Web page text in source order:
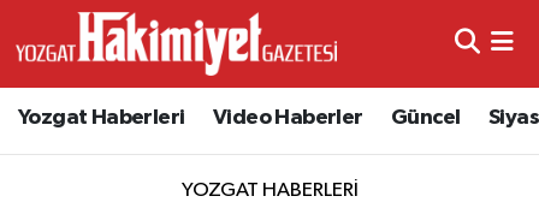
Yozgat Haberleri Video Haberler Güncel
YOZGAT HABERLERI